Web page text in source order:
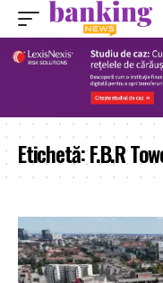
Etichetă:F.B.R